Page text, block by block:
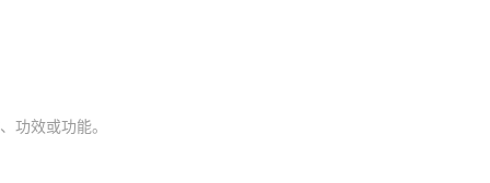
功效或功能。